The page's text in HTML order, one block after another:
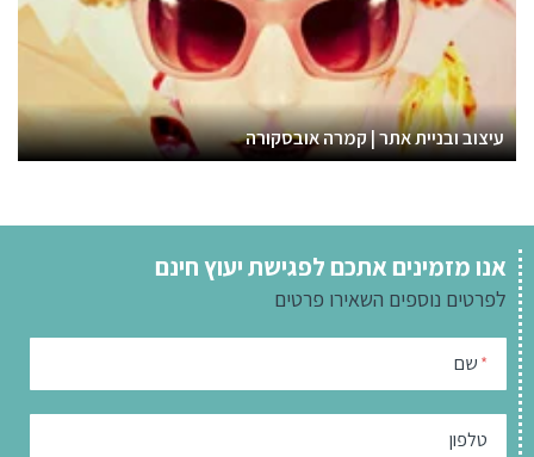
עיצוב ובניית אתר | קמרה אובסקורה
אנו מזמינים אתכם לפגישת יעוץ חינם
לפרטים נוספים השאירו פרטים
* שם
טלפון